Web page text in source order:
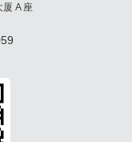
A 座